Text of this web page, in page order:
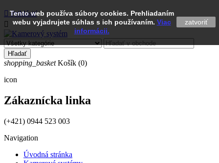
Tento web používa súbory cookies. Prehliadaním
webu vyjadrujete súhlas s ich používaním. Viac
informácii.
zatvoriť
 Prihlásiť

Hľadať
shopping_basket Košík (0)
icon
Zákaznícka linka
(+421) 0944 523 003
Navigation
Úvodná stránka